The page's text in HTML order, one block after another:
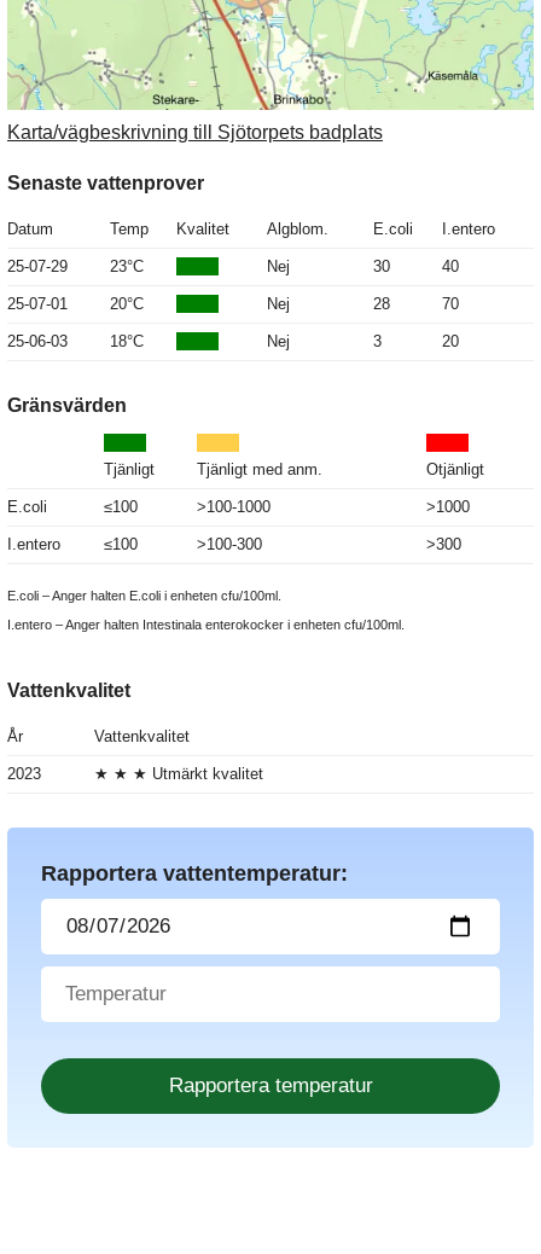
Karta/vägbeskrivning till Sjötorpets badplats
Senaste vattenprover
Datum Temp Kvalitet Algblom. E.coli I.entero
25-07-29 23°C Nej 30 40
25-07-01 20°C Nej 28 70
25-06-03 18°C Nej 3 20
Gränsvärden
Tjänligt Tjänligt med anm. Otjänligt
E.coli ≤100 >100-1000 >1000
I.entero ≤100 >100-300 >300
E.coli – Anger halten E.coli i enheten cfu/100ml.
I.entero – Anger halten Intestinala enterokocker i enheten cfu/100ml.
Vattenkvalitet
År Vattenkvalitet
2023 ★ ★ ★ Utmärkt kvalitet
Rapportera vattentemperatur: